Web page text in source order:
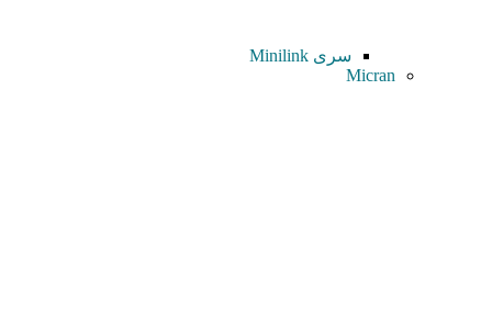
سری Minilink
Micran